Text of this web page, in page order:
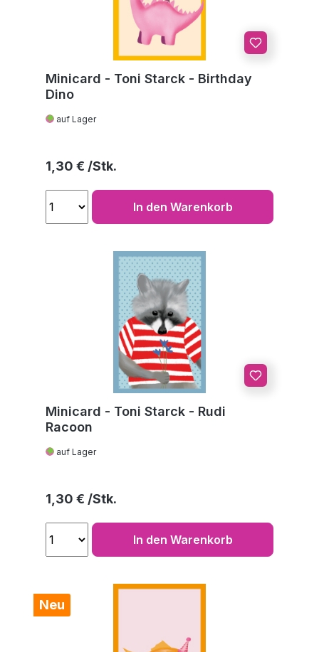
Minicard - Toni Starck - Birthday
Dino
auf Lager
Regulärer Preis:
1,30 €
In den Warenkorb
Minicard - Toni Starck - Rudi
Racoon
auf Lager
Regulärer Preis:
1,30 €
In den Warenkorb
Neu